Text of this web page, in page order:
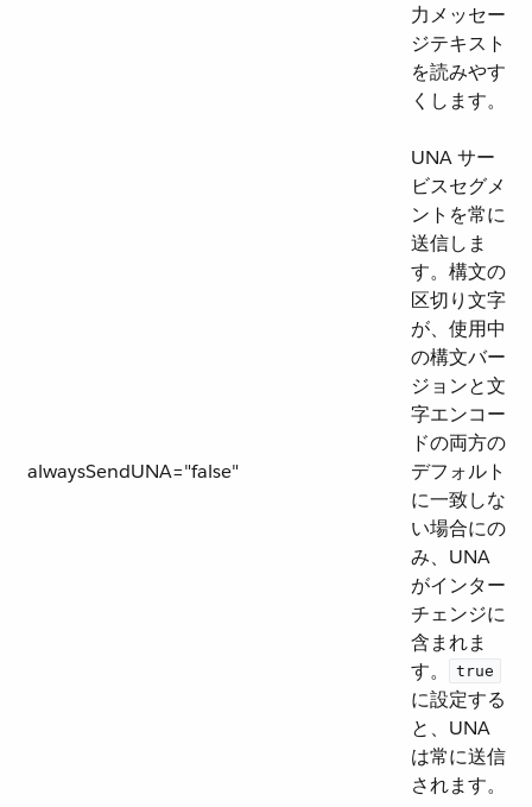
力メッセー
ジテキスト
を読みやす
くします。
alwaysSendUNA="false"
UNA サー
ビスセグメ
ントを常に
送信しま
す。構文の
区切り文字
が、使用中
の構文バー
ジョンと文
字エンコー
ドの両方の
デフォルト
に一致しな
い場合にの
み、UNA
がインター
チェンジに
含まれま
す。​
true
に設定する
と、UNA
は常に送信
されます。